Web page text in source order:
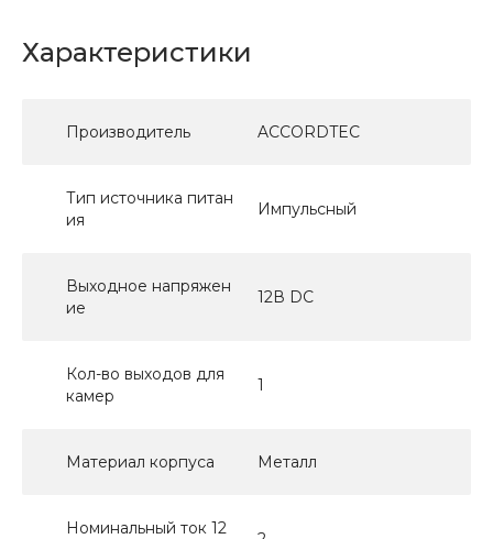
Характеристики
Производитель ACCORDTEC
Тип источника питан
ия
Импульсный
Выходное напряжен
ие
12В DC
Кол-во выходов для
камер
1
Материал корпуса Металл
Номинальный ток 12